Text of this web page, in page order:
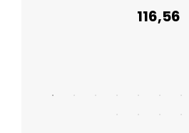
116,56